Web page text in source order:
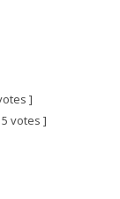
]
votes ]